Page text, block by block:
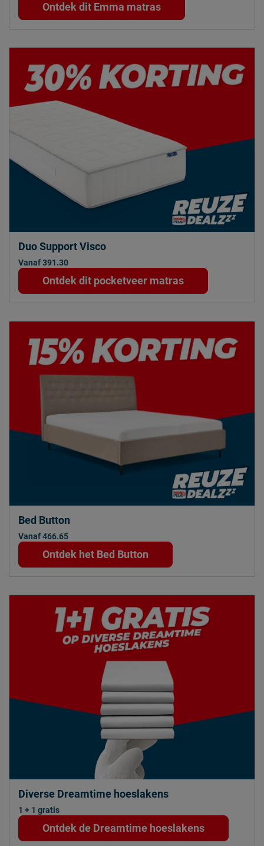
Ontdek dit Emma matras
Duo Support Visco
Vanaf 391.30
Ontdek dit pocketveer matras
Bed Button
Vanaf 466.65
Ontdek het Bed Button
Diverse Dreamtime hoeslakens
1 + 1 gratis
Ontdek de Dreamtime hoeslakens